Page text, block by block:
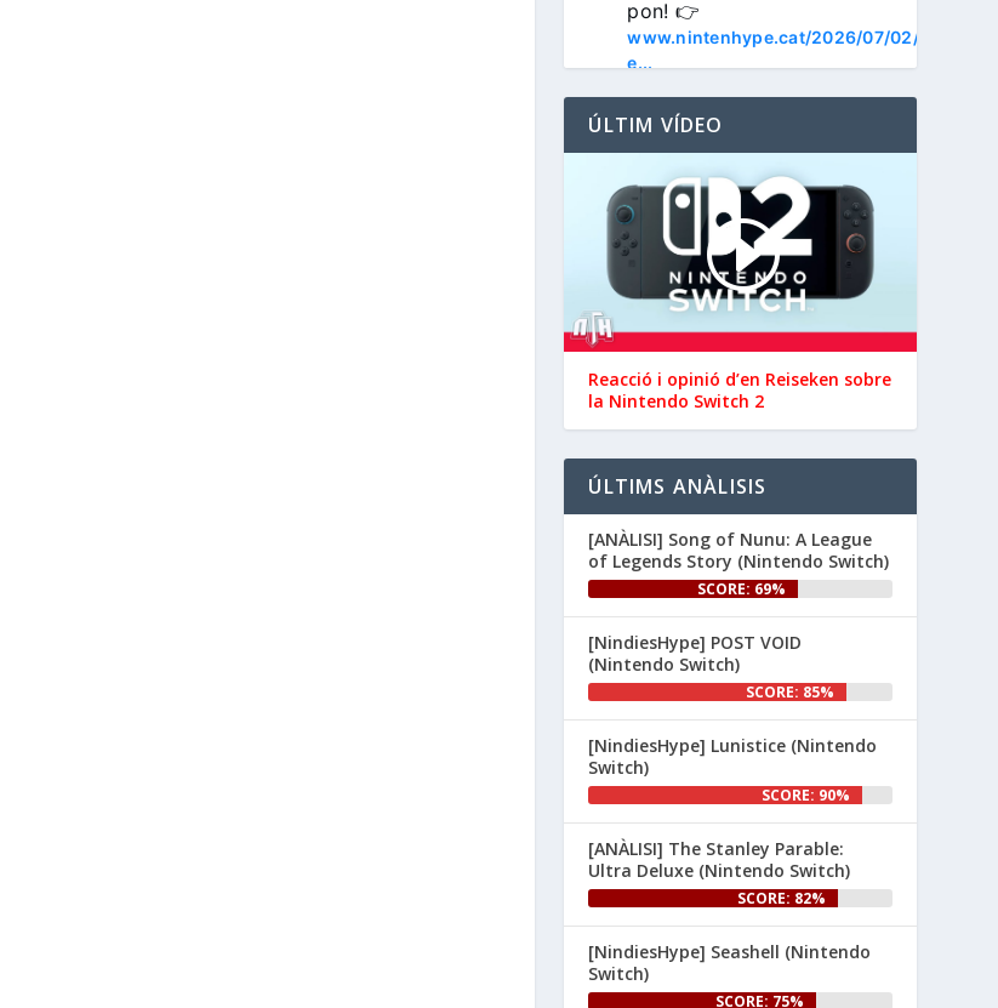
www.nintenhype.cat/2026/07/02/
e...
3
Nintenhype.Cat @nintenhype.cat⋅
1m
📅 Devil May Cry V,
Wanderstop, Citizen Sleeper 2,
i molt més, aquesta setmana a
#NintendoSwitch2
👉
www.nintenhype.cat/2026/06/26/
d...
Nintenhype.Cat @nintenhype.cat
1m
Nintendo:
ÚLTIM VÍDEO
Reacció i opinió d’en ‪Reiseken‬ sobre
la Nintendo Switch 2
ÚLTIMS ANÀLISIS
[ANÀLISI] Song of Nunu: A League
of Legends Story (Nintendo Switch)
SCORE: 69%
[NindiesHype] POST VOID
(Nintendo Switch)
SCORE: 85%
[NindiesHype] Lunistice (Nintendo
Switch)
SCORE: 90%
[ANÀLISI] The Stanley Parable:
Ultra Deluxe (Nintendo Switch)
SCORE: 82%
[NindiesHype] Seashell (Nintendo
Switch)
SCORE: 75%